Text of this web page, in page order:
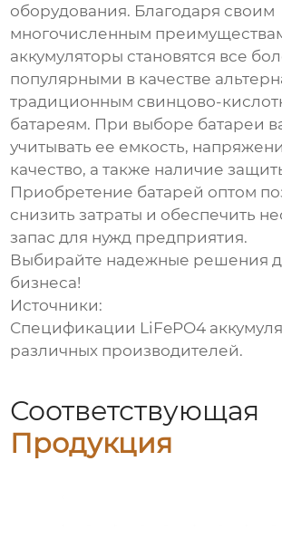
оборудования. Благодаря своим
многочисленным
аккумуляторы становятся все
популярными в качестве
традиционным свинцово-
батареям. При выборе батареи
учитывать ее емкость,
качество, а также наличие
Приобретение батарей оптом
снизить затраты и обеспечить
запас для нужд предприятия.
Выбирайте надежные решения
бизнеса!
Источники:
Спецификации LiFePO4
различных производителей.
Соответствующая
Продукция